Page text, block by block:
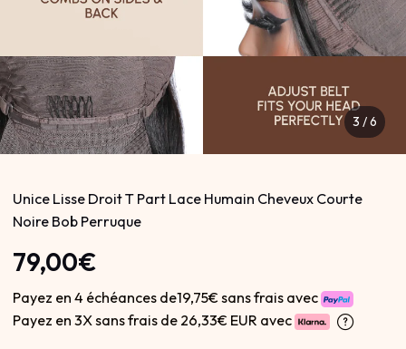
3 /6
Unice Lisse Droit T Part Lace Humain Cheveux Courte
Noire Bob Perruque
79,00€
Payez en 4 échéances de19,75€ sans frais avec
Payez en 3X sans frais de 26,33€ EUR avec